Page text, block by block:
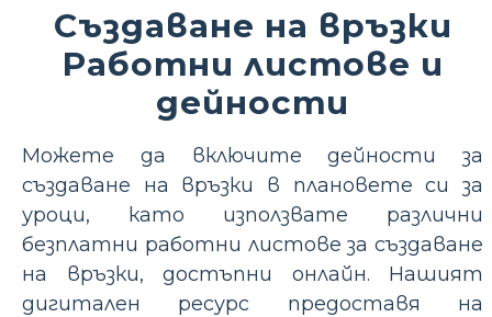
Създаване на връзки
Работни листове и
дейности
Можете да включите дейности за
създаване на връзки в плановете си за
уроци, като използвате различни
безплатни работни листове за създаване
на връзки, достъпни онлайн. Нашият
дигитален ресурс предоставя на